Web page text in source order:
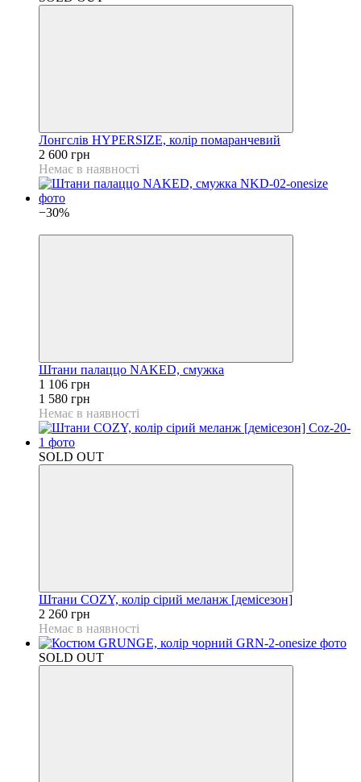
Лонгслів HYPERSIZE, колір помаранчевий
2 600 грн
Немає в наявності
−30%
Штани палаццо NAKED, смужка
1 106 грн
1 580 грн
Немає в наявності
SOLD OUT
Штани COZY, колір сірий меланж [демісезон]
2 260 грн
Немає в наявності
SOLD OUT